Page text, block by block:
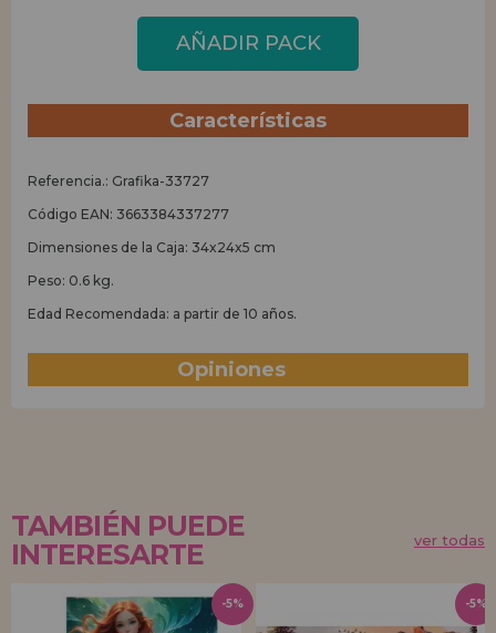
AÑADIR PACK
Características
Referencia.: Grafika-33727
Código EAN: 3663384337277
Dimensiones de la Caja: 34x24x5 cm
Peso: 0.6 kg.
Edad Recomendada: a partir de 10 años.
Opiniones
TAMBIÉN PUEDE
INTERESARTE
ver todas
-5% -5%